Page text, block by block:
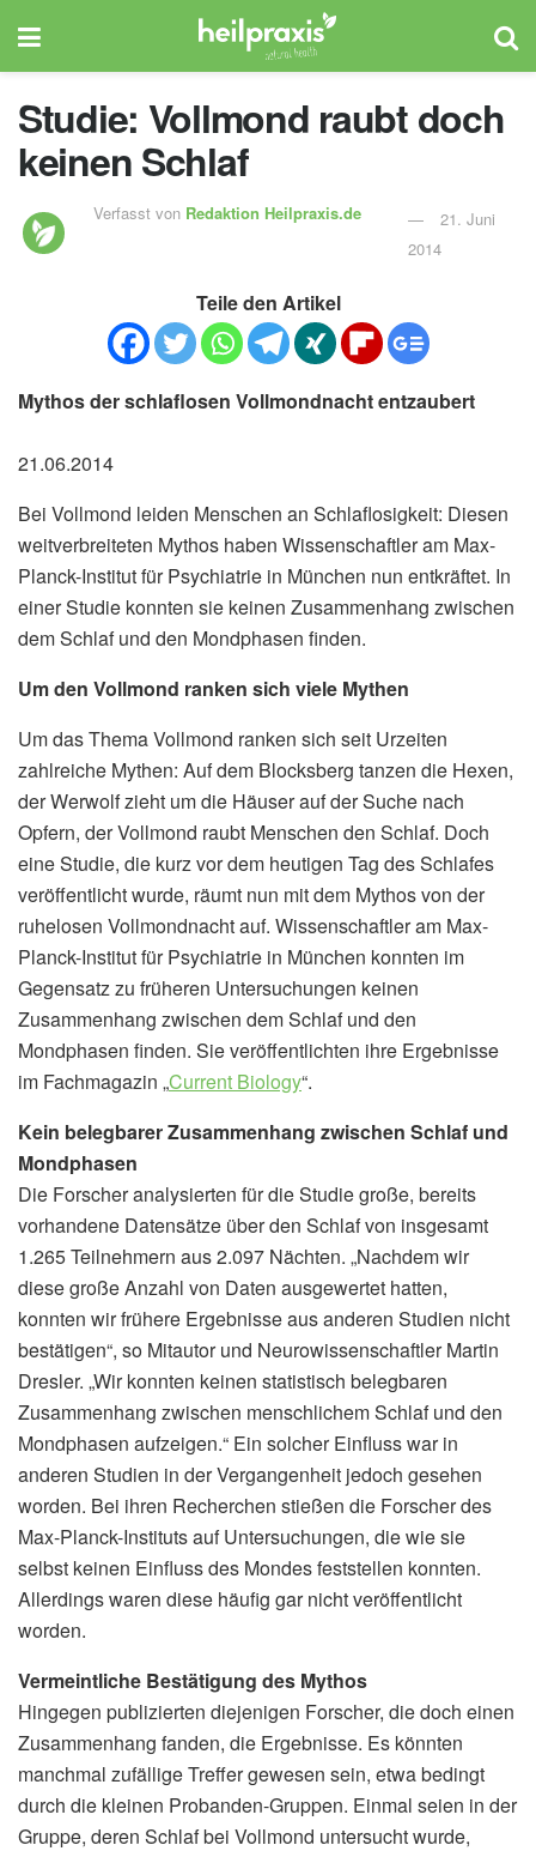
Studie: Vollmond raubt doch
keinen Schlaf
Verfasst von Redaktion Heilpraxis.de
21. Juni
2014
Teile den Artikel
Mythos der schlaflosen Vollmondnacht entzaubert
21.06.2014
Bei Vollmond leiden Menschen an Schlaflosigkeit: Diesen
weitverbreiteten Mythos haben Wissenschaftler am Max-
Planck-Institut für Psychiatrie in München nun entkräftet. In
einer Studie konnten sie keinen Zusammenhang zwischen
dem Schlaf und den Mondphasen finden.
Um den Vollmond ranken sich viele Mythen
Um das Thema Vollmond ranken sich seit Urzeiten
zahlreiche Mythen: Auf dem Blocksberg tanzen die Hexen,
der Werwolf zieht um die Häuser auf der Suche nach
Opfern, der Vollmond raubt Menschen den Schlaf. Doch
eine Studie, die kurz vor dem heutigen Tag des Schlafes
veröffentlicht wurde, räumt nun mit dem Mythos von der
ruhelosen Vollmondnacht auf. Wissenschaftler am Max-
Planck-Institut für Psychiatrie in München konnten im
Gegensatz zu früheren Untersuchungen keinen
Zusammenhang zwischen dem Schlaf und den
Mondphasen finden. Sie veröffentlichten ihre Ergebnisse
im Fachmagazin „Current Biology“.
Kein belegbarer Zusammenhang zwischen Schlaf und
Mondphasen
Die Forscher analysierten für die Studie große, bereits
vorhandene Datensätze über den Schlaf von insgesamt
1.265 Teilnehmern aus 2.097 Nächten. „Nachdem wir
diese große Anzahl von Daten ausgewertet hatten,
konnten wir frühere Ergebnisse aus anderen Studien nicht
bestätigen“, so Mitautor und Neurowissenschaftler Martin
Dresler. „Wir konnten keinen statistisch belegbaren
Zusammenhang zwischen menschlichem Schlaf und den
Mondphasen aufzeigen.“ Ein solcher Einfluss war in
anderen Studien in der Vergangenheit jedoch gesehen
worden. Bei ihren Recherchen stießen die Forscher des
Max-Planck-Instituts auf Untersuchungen, die wie sie
selbst keinen Einfluss des Mondes feststellen konnten.
Allerdings waren diese häufig gar nicht veröffentlicht
worden.
Vermeintliche Bestätigung des Mythos
Hingegen publizierten diejenigen Forscher, die doch einen
Zusammenhang fanden, die Ergebnisse. Es könnten
manchmal zufällige Treffer gewesen sein, etwa bedingt
durch die kleinen Probanden-Gruppen. Einmal seien in der
Gruppe, deren Schlaf bei Vollmond untersucht wurde,